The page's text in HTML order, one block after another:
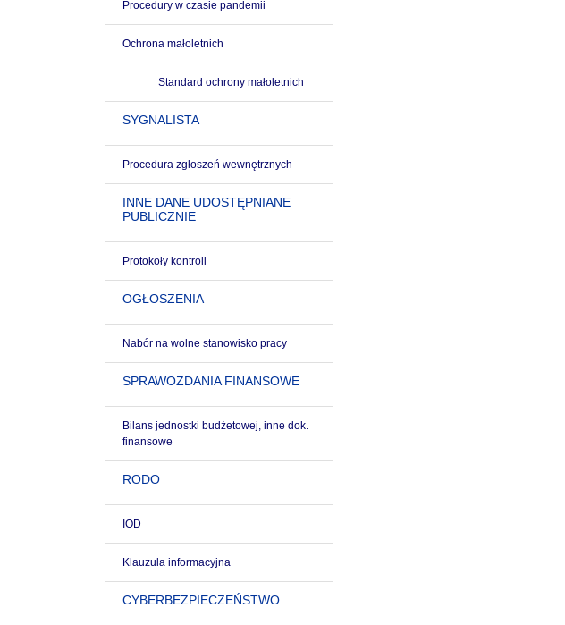
Procedury w czasie pandemii
Ochrona małoletnich
Standard ochrony małoletnich
SYGNALISTA
Procedura zgłoszeń wewnętrznych
INNE DANE UDOSTĘPNIANE
PUBLICZNIE
Protokoły kontroli
OGŁOSZENIA
Nabór na wolne stanowisko pracy
SPRAWOZDANIA FINANSOWE
Bilans jednostki budżetowej, inne dok.
finansowe
RODO
IOD
Klauzula informacyjna
CYBERBEZPIECZEŃSTWO